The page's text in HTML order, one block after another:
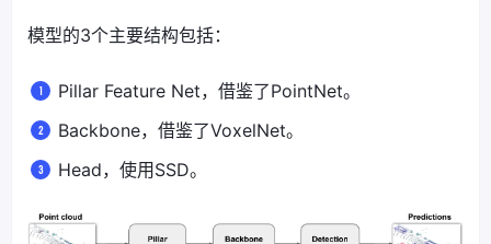
模型的3个主要结构包括：
Pillar Feature Net，借鉴了PointNet。
Backbone，借鉴了VoxelNet。
Head，使用SSD。